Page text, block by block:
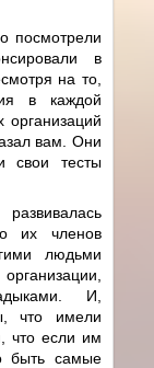
посмотрели
в
на то,
в каждой
организаций
вам. Они
свои тесты
их членов
людьми
И,
что имели
что если им
быть самые